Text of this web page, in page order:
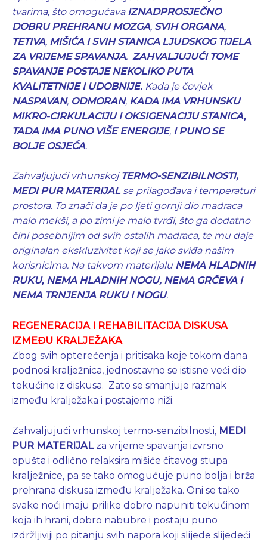
tvarima, što omogućava IZNADPROSJEČNO
DOBRU PREHRANU MOZGA, SVIH ORGANA,
TETIVA, MIŠIĆA I SVIH STANICA LJUDSKOG TIJELA
ZA VRIJEME SPAVANJA. ZAHVALJUJUĆI TOME
SPAVANJE POSTAJE NEKOLIKO PUTA
KVALITETNIJE I UDOBNIJE. Kada je čovjek
NASPAVAN, ODMORAN, KADA IMA VRHUNSKU
MIKRO-CIRKULACIJU I OKSIGENACIJU STANICA,
TADA IMA PUNO VIŠE ENERGIJE, I PUNO SE
BOLJE OSJEĆA.
Zahvaljujući vrhunskoj TERMO-SENZIBILNOSTI,
MEDI PUR MATERIJALse prilagođava i temperaturi
prostora. To znači da je po ljeti gornji dio madraca
malo mekši, a po zimi je malo tvrđi, što ga dodatno
čini posebnijim od svih ostalih madraca, te mu daje
originalan ekskluzivitet koji se jako sviđa našim
korisnicima. Na takvom materijalu NEMA HLADNIH
RUKU, NEMA HLADNIH NOGU, NEMA GRČEVA I
NEMA TRNJENJA RUKU I NOGU.
REGENERACIJA I REHABILITACIJA DISKUSA
IZMEĐU KRALJEŽAKA
Zbog svih opterećenja i pritisaka koje tokom dana
podnosi kralježnica, jednostavno se istisne veći dio
tekućine iz diskusa. Zato se smanjuje razmak
između kralježaka i postajemo niži.
Zahvaljujući vrhunskoj termo-senzibilnosti, MEDI
PUR MATERIJALza vrijeme spavanja izvrsno
opušta i odlično relaksira mišiće čitavog stupa
kralježnice, pa se tako omogućuje puno bolja i brža
prehrana diskusa između kralježaka. Oni se tako
svake noći imaju prilike dobro napuniti tekućinom
koja ih hrani, dobro nabubre i postaju puno
izdržljiviji po pitanju svih napora koji slijede slijedeći